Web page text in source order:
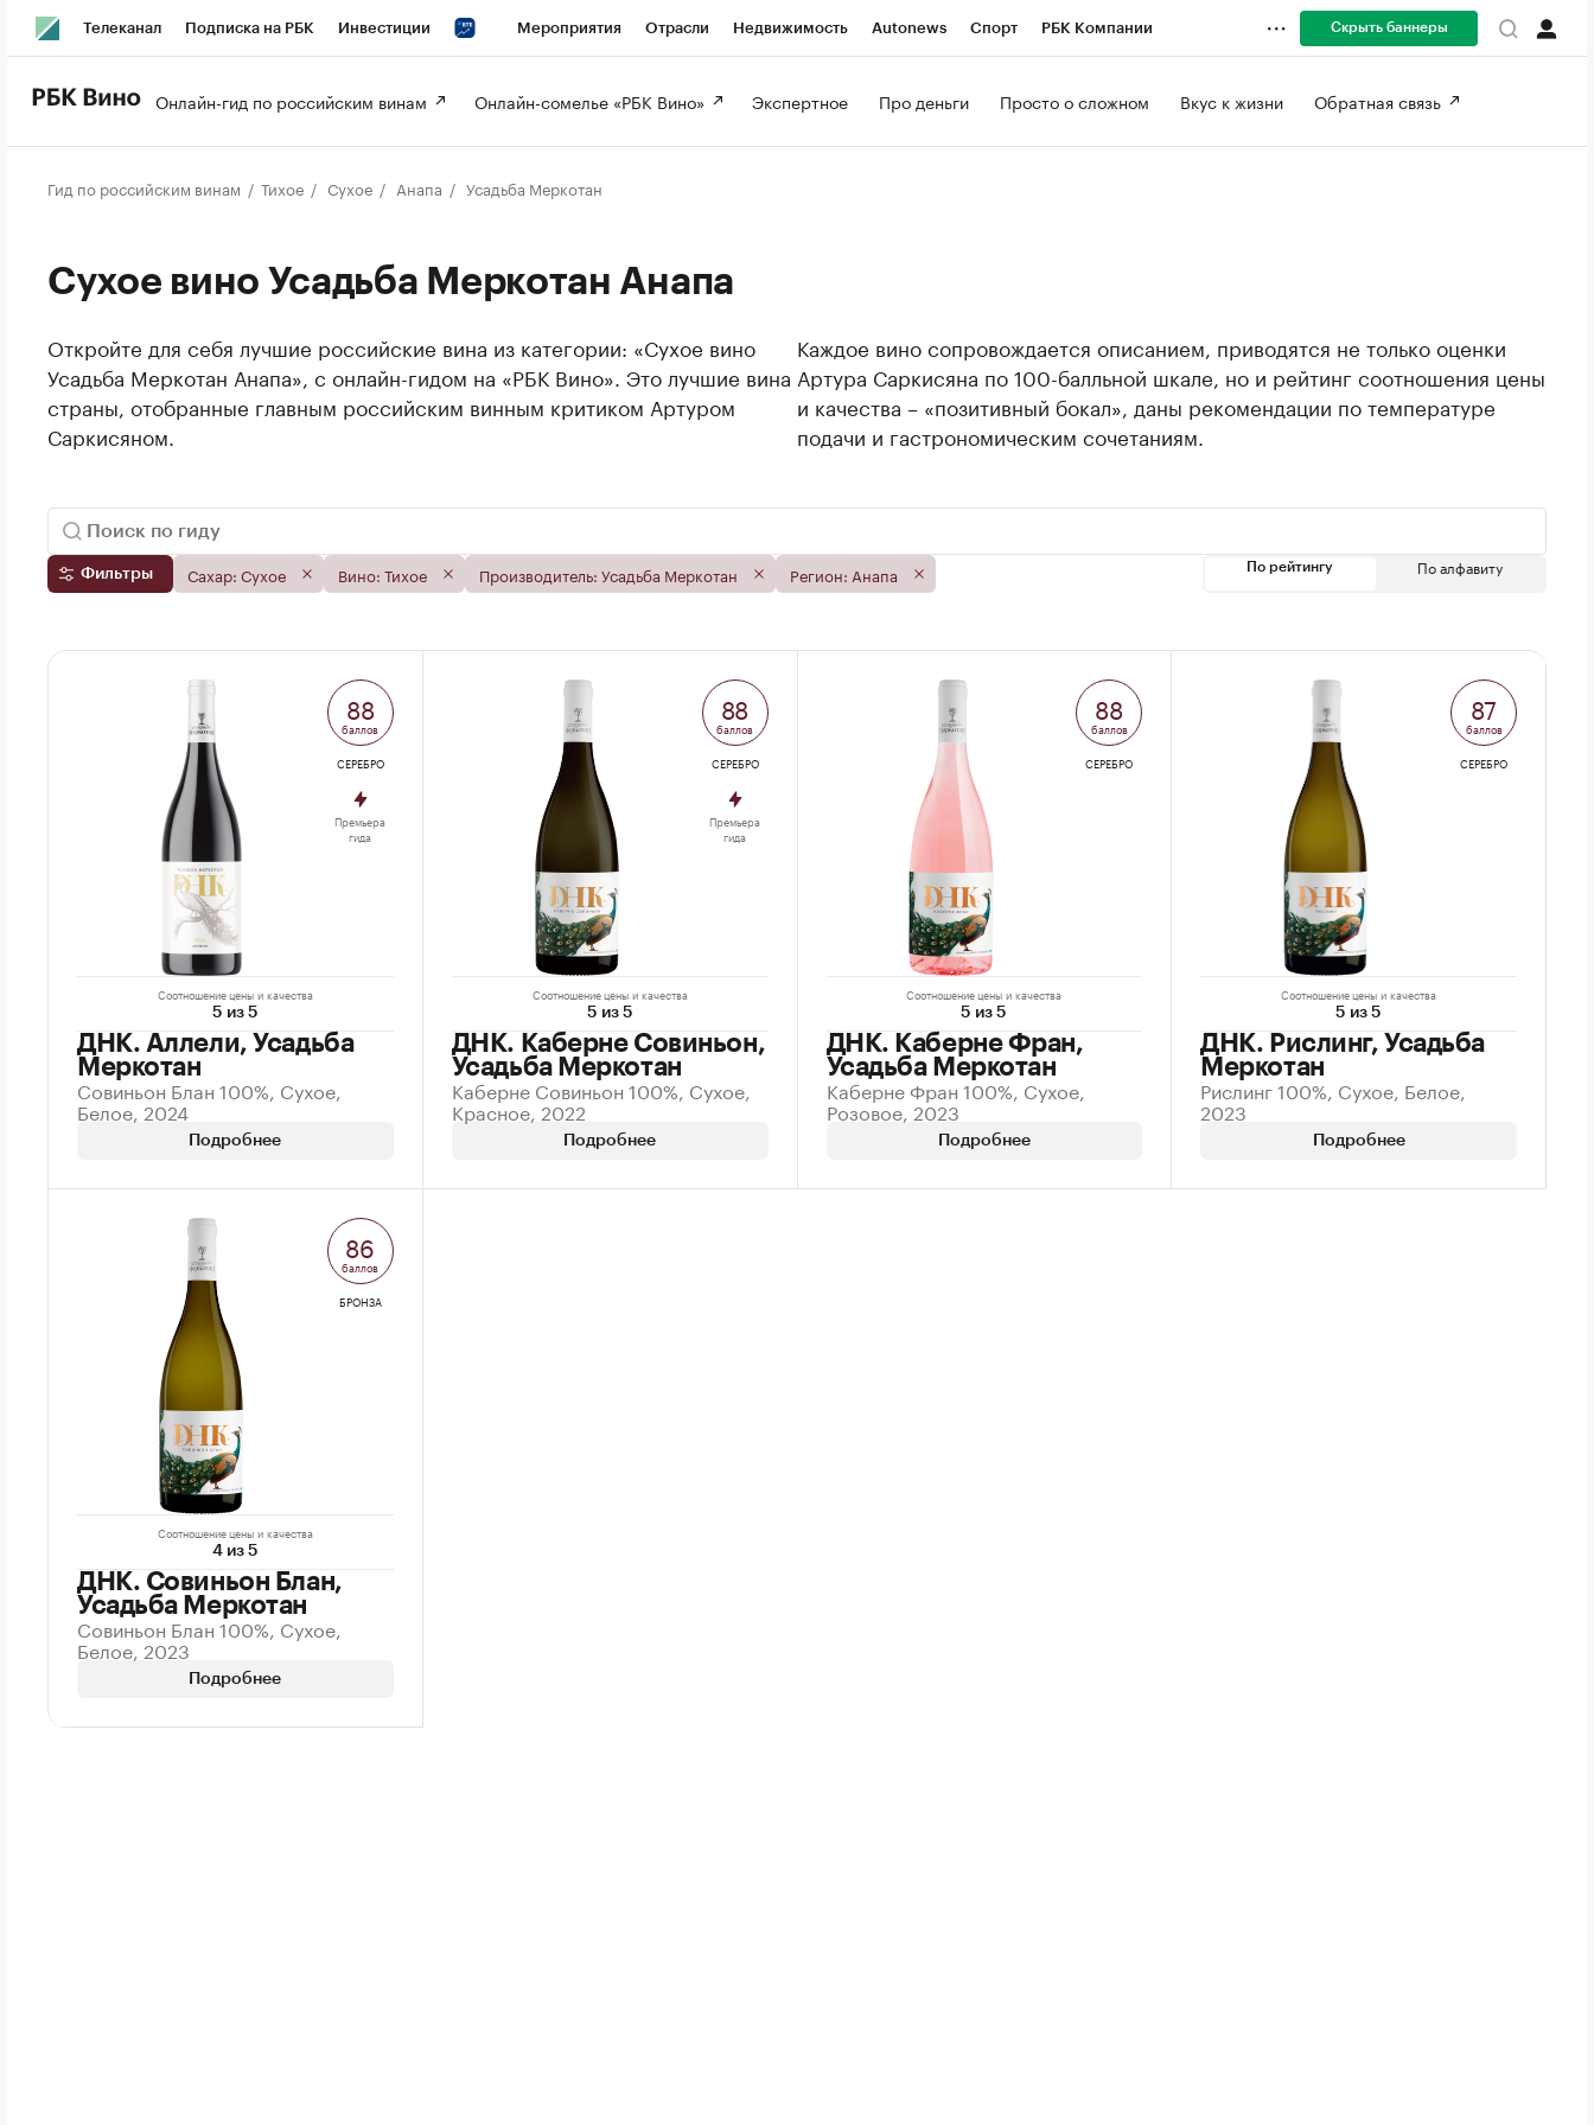
Телеканал Подписка на РБК Инвестиции Мероприятия Отрасли Недвижимость Autonews Спорт РБК Компании
РБК Вино
Скрыть баннеры
Онлайн-гид по российским винам Онлайн-сомелье «РБК Вино» Экспертное Про деньги Просто о сложном Вкус к жизни Обратная связь
Гид по российским винам Тихое Сухое Анапа Усадьба Меркотан
Сухое вино Усадьба Меркотан Анапа
Откройте для себя лучшие российские вина из категории: «Сухое вино
Усадьба Меркотан Анапа», с онлайн-гидом на «РБК Вино». Это лучшие вина
страны, отобранные главным российским винным критиком Артуром
Саркисяном.
Каждое вино сопровождается описанием, приводятся не только оценки
Артура Саркисяна по 100-балльной шкале, но и рейтинг соотношения цены
и качества – «позитивный бокал», даны рекомендации по температуре
подачи и гастрономическим сочетаниям.
Фильтры Сахар: Сухое Вино: Тихое Производитель: Усадьба Меркотан Регион: Анапа По рейтингу По алфавиту
Соотношение цены и качества
5 из 5
ДНК. Аллели, Усадьба
Меркотан
Совиньон Блан 100%, Сухое,
Белое, 2024
Подробнее
88
баллов
СЕРЕБРО
Премьера
гида
Соотношение цены и качества
5 из 5
ДНК. Каберне Совиньон,
Усадьба Меркотан
Каберне Совиньон 100%, Сухое,
Красное, 2022
Подробнее
88
баллов
СЕРЕБРО
Премьера
гида
Соотношение цены и качества
5 из 5
ДНК. Каберне Фран,
Усадьба Меркотан
Каберне Фран 100%, Сухое,
Розовое, 2023
Подробнее
88
баллов
СЕРЕБРО
Соотношение цены и качества
5 из 5
ДНК. Рислинг, Усадьба
Меркотан
Рислинг 100%, Сухое, Белое,
2023
Подробнее
87
баллов
СЕРЕБРО
Соотношение цены и качества
4 из 5
ДНК. Совиньон Блан,
Усадьба Меркотан
Совиньон Блан 100%, Сухое,
Белое, 2023
Подробнее
86
баллов
БРОНЗА